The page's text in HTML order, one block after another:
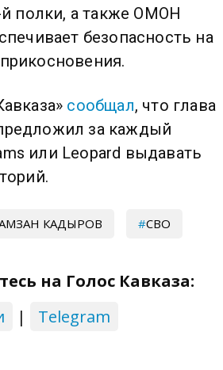
й полки, а также ОМОН
безопасность на
сообщал, что глава
за каждый
или Leopard выдавать
КАДЫРОВ СВО
на Голос Кавказа:
| Telegram